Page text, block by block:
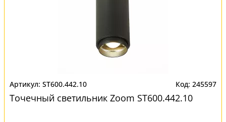
ST600.442.10 245597
Точечный светильник Zoom ST600.442.10